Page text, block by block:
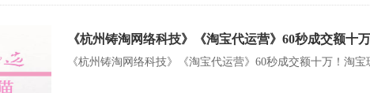
《杭州铸淘网络科技》《淘宝代运营》60秒成交额十
《杭州铸淘网络科技》《淘宝代运营》60秒成交额十万！淘